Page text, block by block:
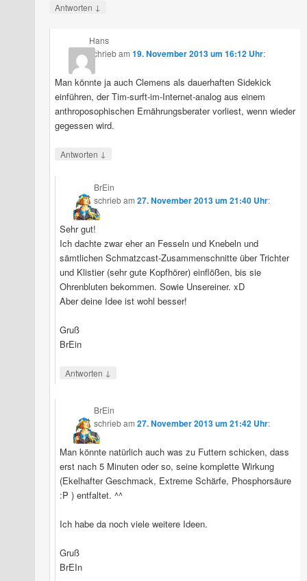
Antworten ↓
Hans
schriebam 19. November 2013 um 16:12 Uhr:
Man könnte ja auch Clemens als dauerhaften Sidekick
einführen, der Tim-surft-im-Internet-analog aus einem
anthroposophischen Ernährungsberater vorliest, wenn wieder
gegessen wird.
Antworten ↓
BrEin
schriebam27. November 2013 um 21:40 Uhr:
Sehr gut!
Ich dachte zwar eher an Fesseln und Knebeln und
sämtlichen Schmatzcast-Zusammenschnitte über Trichter
und Klistier (sehr gute Kopfhörer) einflößen, bis sie
Ohrenbluten bekommen. Sowie Unsereiner. xD
Aber deine Idee ist wohl besser!
Gruß
BrEin
Antworten ↓
BrEin
schriebam27. November 2013 um 21:42 Uhr:
Man könnte natürlich auch was zu Futtern schicken, dass
erst nach 5 Minuten oder so, seine komplette Wirkung
(Ekelhafter Geschmack, Extreme Schärfe, Phosphorsäure
:P ) entfaltet. ^^
Ich habe da noch viele weitere Ideen.
Gruß
BrEIn